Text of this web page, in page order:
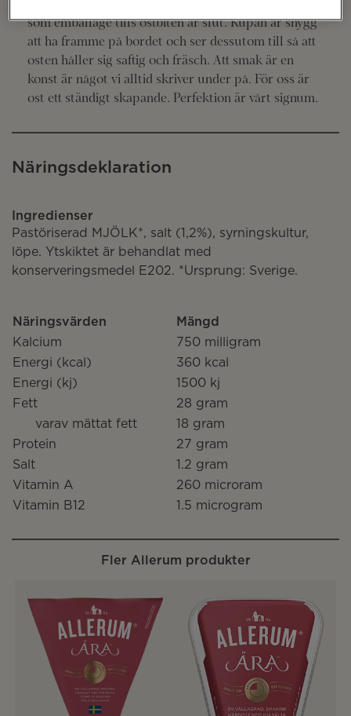
som emballage tills ostbiten är slut. Kupan är snygg
att ha framme på bordet och ser dessutom till så att
osten håller sig saftig och fräsch. Att smak är en
konst är något vi alltid skriver under på. För oss är
ost ett ständigt skapande. Perfektion är vårt signum.
Näringsdeklaration
Ingredienser
Pastöriserad MJÖLK*, salt (1,2%), syrningskultur,
löpe. Ytskiktet är behandlat med
konserveringsmedel E202. *Ursprung: Sverige.
Näringsvärden
Mängd
Kalcium
750 milligram
Energi (kcal)
360 kcal
Energi (kj)
1500 kj
Fett
28 gram
varav mättat fett
18 gram
Protein
27 gram
Salt
1.2 gram
Vitamin A
260 microram
Vitamin B12
1.5 microgram
Fler Allerum produkter